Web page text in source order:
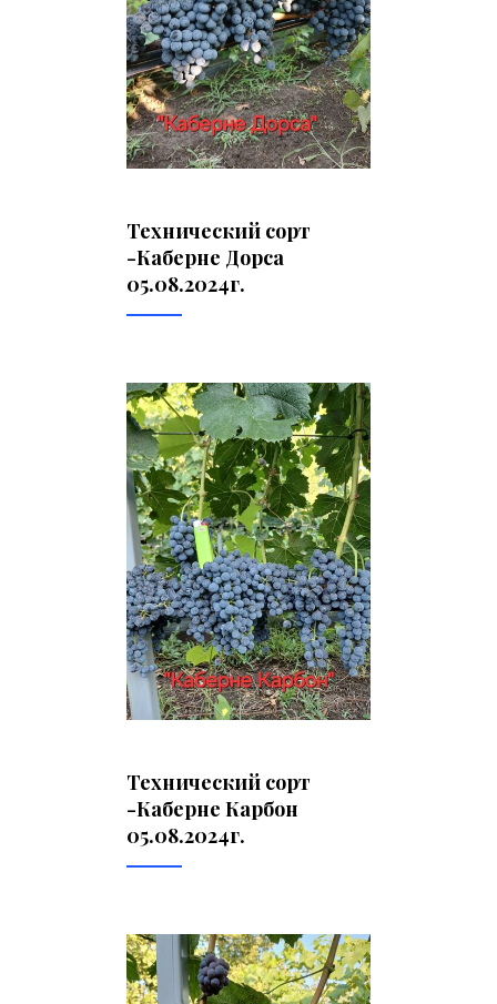
Технический сорт
-Каберне Дорса
05.08.2024г.
Технический сорт
-Каберне Карбон
05.08.2024г.